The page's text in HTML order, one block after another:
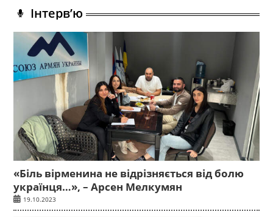
Інтерв’ю
«Біль вірменина не відрізняється від болю
українця…», – Арсен Мелкумян
19.10.2023